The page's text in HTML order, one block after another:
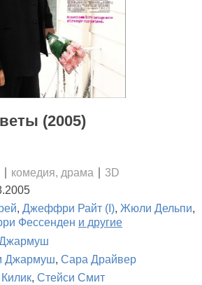
(2005)
комедия, драма
3D
, Джеффри Райт (I), Жюли Дельпи,
Фессенден и другие
Джармуш, Сара Драйвер
, Стейси Смит